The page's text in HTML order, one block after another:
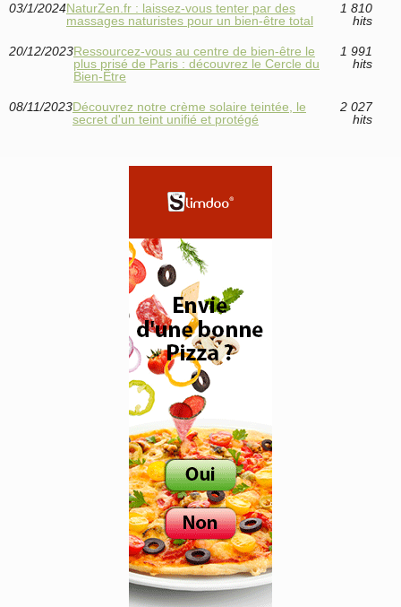
03/1/2024NaturZen.fr : laissez-vous tenter par des
massages naturistes pour un bien-être total
1 810
hits
20/12/2023Ressourcez-vous au centre de bien-être le
plus prisé de Paris : découvrez le Cercle du
Bien-Être
1 991
hits
08/11/2023Découvrez notre crème solaire teintée, le
secret d'un teint unifié et protégé
2 027
hits